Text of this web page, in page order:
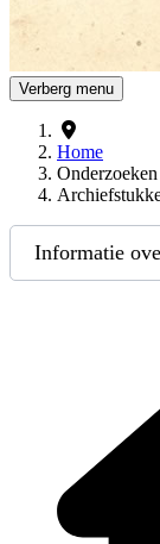
Verberg menu
Home
Onderzoeken
Informatie